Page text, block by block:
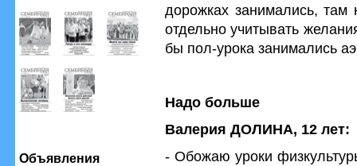
Объявления
дорожках занимались,
отдельно учитывать
бы пол-урока занимались
Надо больше
Валерия ДОЛИНА, 12 лет:
- Обожаю уроки